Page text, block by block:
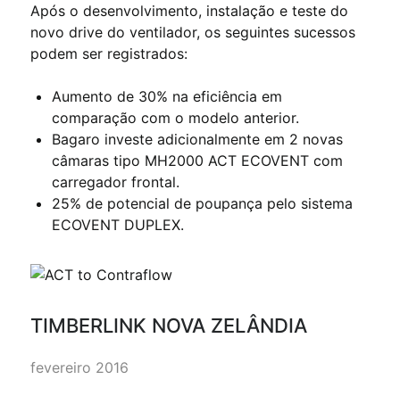
Após o desenvolvimento, instalação e teste do
novo drive do ventilador, os seguintes sucessos
podem ser registrados:
Aumento de 30% na eficiência em
comparação com o modelo anterior.
Bagaro investe adicionalmente em 2 novas
câmaras tipo MH2000 ACT ECOVENT com
carregador frontal.
25% de potencial de poupança pelo sistema
ECOVENT DUPLEX.
TIMBERLINK NOVA ZELÂNDIA
fevereiro 2016